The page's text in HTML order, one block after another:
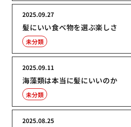
髪にいい食べ物を選ぶ楽しさ
2025.09.27
未分類
海藻類は本当に髪にいいのか
2025.09.11
未分類
2025.08.25